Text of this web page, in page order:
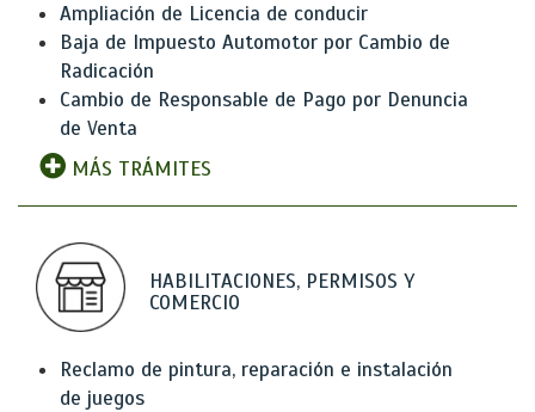
Ampliación de Licencia de conducir
Baja de Impuesto Automotor por Cambio de
Radicación
Cambio de Responsable de Pago por Denuncia
de Venta
MÁS TRÁMITES
HABILITACIONES, PERMISOS Y
COMERCIO
Reclamo de pintura, reparación e instalación
de juegos